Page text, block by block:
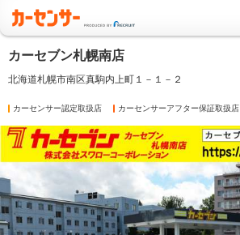
カーセブン札幌南店
北海道札幌市南区真駒内上町１－１－２
カーセンサー認定取扱店 カーセンサーアフター保証取扱店